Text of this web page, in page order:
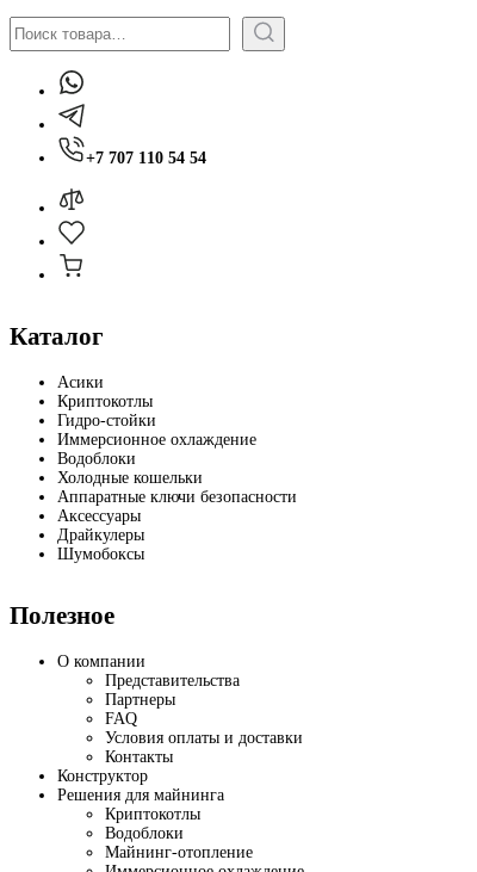
Поиск
+7 707 110 54 54
Каталог
Асики
Криптокотлы
Гидро-стойки
Иммерсионное охлаждение
Водоблоки
Холодные кошельки
Аппаратные ключи безопасности
Аксессуары
Драйкулеры
Шумобоксы
Полезное
О компании
Представительства
Партнеры
FAQ
Условия оплаты и доставки
Контакты
Конструктор
Решения для майнинга
Криптокотлы
Водоблоки
Майнинг-отопление